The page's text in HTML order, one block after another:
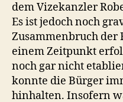
dem Vizekanzler
Es ist jedoch noch
Zusammenbruch der
einem Zeitpunkt
noch gar nicht
konnte die Bürger
hinhalten. Insofern